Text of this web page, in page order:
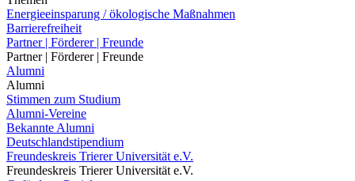
Energieeinsparung / ökologische Maßnahmen
Barrierefreiheit
Partner | Förderer | Freunde
Partner | Förderer | Freunde
Alumni
Alumni
Stimmen zum Studium
Alumni-Vereine
Bekannte Alumni
Deutschlandstipendium
Freundeskreis Trierer Universität e.V.
Freundeskreis Trierer Universität e.V.